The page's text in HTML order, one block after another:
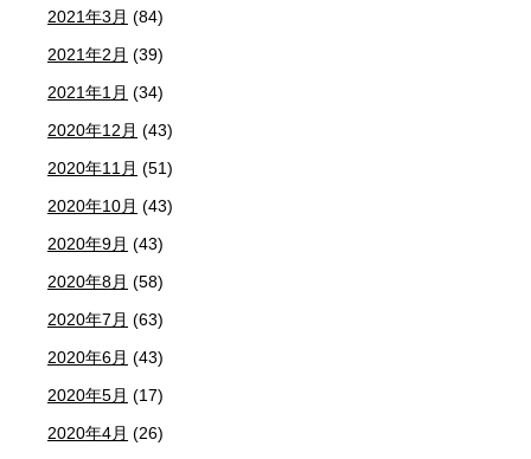
2021年3月 (84)
2021年2月 (39)
2021年1月 (34)
2020年12月 (43)
2020年11月 (51)
2020年10月 (43)
2020年9月 (43)
2020年8月 (58)
2020年7月 (63)
2020年6月 (43)
2020年5月 (17)
2020年4月 (26)